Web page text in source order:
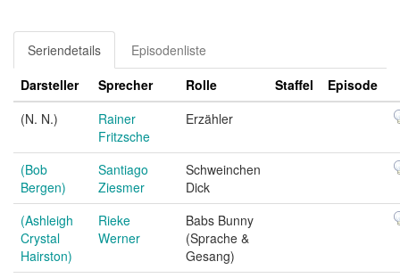
Seriendetails
Episodenliste
Darsteller
Sprecher Rolle Staffel
Episode
(N. N.)
Rainer
Fritzsche
Erzähler
(Bob
Bergen)
Santiago
Ziesmer
Schweinchen
Dick
(Ashleigh
Crystal
Hairston)
Rieke
Werner
Babs Bunny
(Sprache &
Gesang)